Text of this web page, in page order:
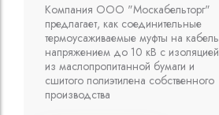
Компания ООО "Москабельторг"
предлагает, как соединительные
термоусаживаемые муфты на кабель
напряжением до 10 кВ с изоляцией
из маслопропитанной бумаги и
сшитого полиэтилена собственного
производства